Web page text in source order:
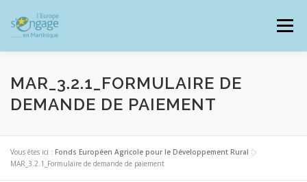
contenu
Menu
MAR_3.2.1_FORMULAIRE DE
DEMANDE DE PAIEMENT
Vous êtes ici : Fonds Européen Agricole pour le Développement Rural >
MAR_3.2.1_Formulaire de demande de paiement